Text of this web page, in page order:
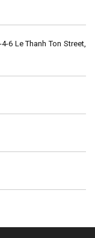
6 Le Thanh Ton Street,